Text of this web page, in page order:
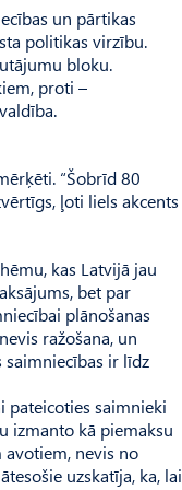
un pārtikas
politikas virzību.
bloku.
proti –
“Šobrīd 80
ļoti liels akcents
kas Latvijā jau
bet par
plānošanas
ražošana, un
saimniecības ir līdz
pateicoties saimnieki
izmanto kā piemaksu
avotiem, nevis no
uzskatīja, ka, lai